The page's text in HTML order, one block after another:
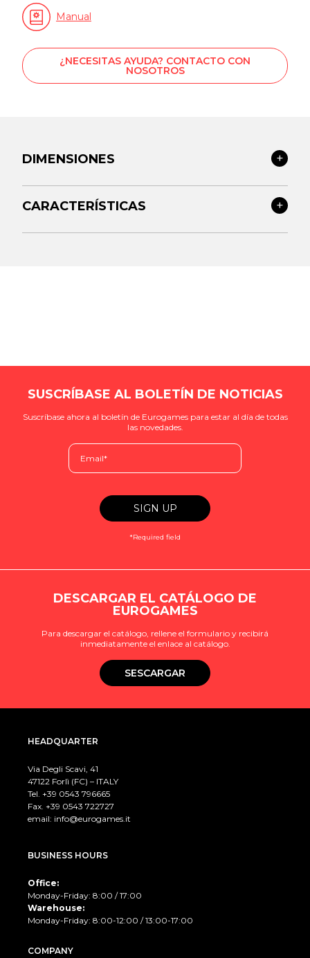
Manual
¿NECESITAS AYUDA? CONTACTO CON
NOSOTROS
DIMENSIONES
CARACTERÍSTICAS
SUSCRÍBASE AL BOLETÍN DE NOTICIAS
Suscríbase ahora al boletín de Eurogames para estar al día de todas
las novedades.
*Required field
DESCARGAR EL CATÁLOGO DE
EUROGAMES
Para descargar el catálogo, rellene el formulario y recibirá
inmediatamente el enlace al catálogo.
SESCARGAR
HEADQUARTER
Via Degli Scavi, 41
47122 Forlì (FC) – ITALY
Tel. +39 0543 796665
Fax. +39 0543 722727
email: info@eurogames.it
BUSINESS HOURS
Office:
Monday-Friday: 8:00 / 17:00
Warehouse:
Monday-Friday: 8:00-12:00 / 13:00-17:00
COMPANY